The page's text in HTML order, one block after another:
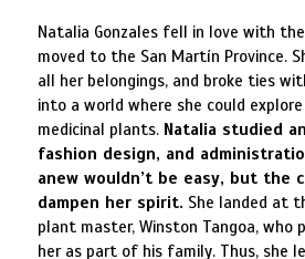
Natalia Gonzales fell in love with
moved to the San Martín Province.
all her belongings, and broke ties
into a world where she could
medicinal plants. Natalia studied
fashion design, and
anew wouldn’t be easy, but the
dampen her spirit. She landed at
plant master, Winston Tangoa, who
her as part of his family. Thus, she